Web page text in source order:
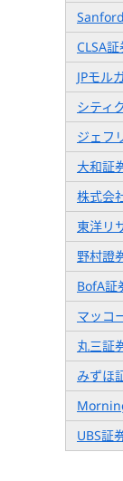
CLSA
JPモル
シティ
ジェフ
大和証
株式会
東洋リ
野村證
BofA証
マッコ
丸三証
みずほ
UBS証